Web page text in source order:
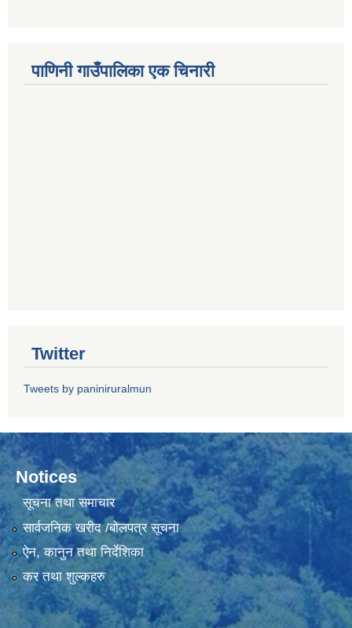
पाणिनी गाउँपालिका एक चिनारी
Twitter
Tweets by paniniruralmun
Notices
सूचना तथा समाचार
सार्वजनिक खरीद /बोलपत्र सूचना
ऐन, कानुन तथा निर्देशिका
कर तथा शुल्कहरु